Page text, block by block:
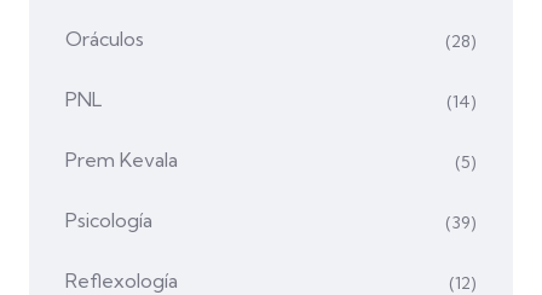
Oráculos (28)
PNL (14)
Prem Kevala (5)
Psicología (39)
Reflexología (12)